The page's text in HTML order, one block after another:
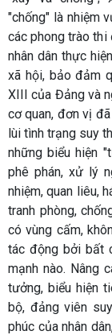
"chống" là nhiệm
các phong trào thi
nhân dân thực
xã hội, bảo đảm
XIII của Đảng và
cơ quan, đơn vị
lùi tình trạng suy
những biểu hiện
phê phán, xử lý
nhiệm, quan liêu,
tranh phòng,
có vùng cấm,
tác động bởi bất
mạnh nào. Nâng
tưởng, biểu hiện
bộ, đảng viên
phúc của nhân